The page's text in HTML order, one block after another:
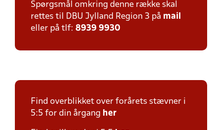
Spørgsmål omkring denne række skal
rettes til DBU Jylland Region 3 på mail
eller på tlf: 8939 9930
Find overblikket over forårets stævner i
5:5 for din årgang her